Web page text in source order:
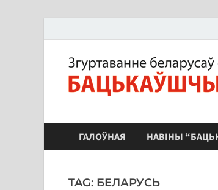
ЗБС "Бацькаўшчына"
ГАЛОЎНАЯ НАВІНЫ
TAG: БЕЛАРУСЬ